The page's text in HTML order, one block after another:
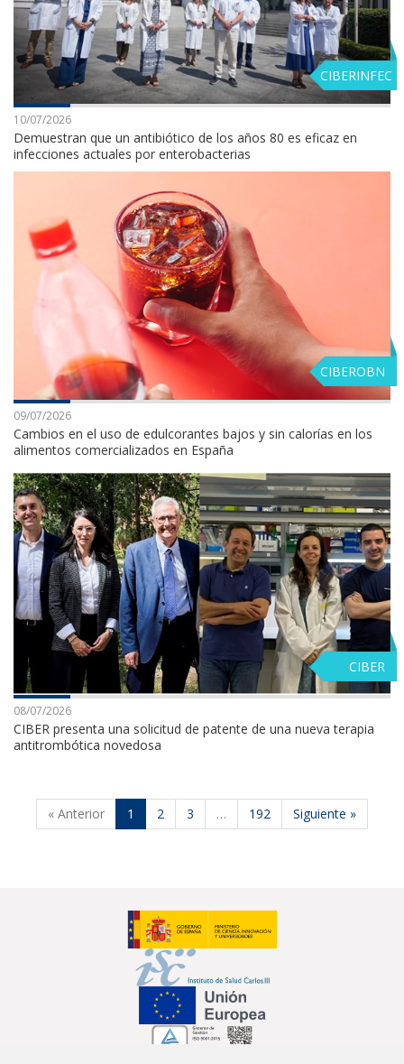
CIBERINFEC
10/07/2026
Demuestran que un antibiótico de los años 80 es eficaz en
infecciones actuales por enterobacterias
CIBEROBN
09/07/2026
Cambios en el uso de edulcorantes bajos y sin calorías en los
alimentos comercializados en España
CIBER
08/07/2026
CIBER presenta una solicitud de patente de una nueva terapia
antitrombótica novedosa
« Anterior 1 2 3 … 192 Siguiente »